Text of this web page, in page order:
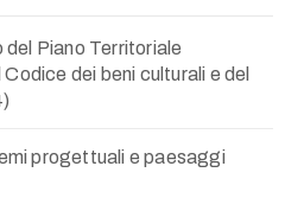
Piano Territoriale
dei beni culturali e del
progettuali e paesaggi